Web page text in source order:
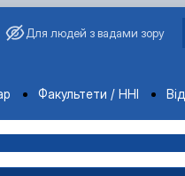
Для людей з вадами зору
Факультети / ННІ